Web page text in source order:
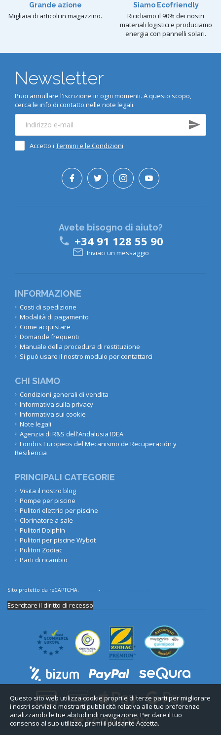
Grande azione
Migliaia di articoli in magazzino.
Siamo Ecofriendly
Ricicliamo il 90% dei nostri
materiali logistici e produciamo
energia con pannelli solari.
Newsletter
Puoi annullare l'iscrizione in ogni momenti. A questo scopo,
cerca le info di contatto nelle note legali.
Accetto i Termini e le Condizioni
INFORMAZIONE
Costi di spedizione
Modalità di pagamento
Come acquistare
Domande frequenti
Manuale della procedura di restituzione
Si può usare il nostro modulo per contattarci
CHI SIAMO
Condizioni generali di vendita
Informativa sulla privacy
Informativa sui cookie
Note legali
Agenzia di R&S dell'Andalusia IDEA
Fondos Europeos del Mecanismo de Recuperación y
Resiliencia
PRINCIPALI CATEGORIE
Visita il nostro blog
Pompe per piscine
Pulitori elettrici per piscine
Clorinatore a sale
Pulitori Dolphin
Pulitori per piscine Wybot
Pulitori Zodiac
Parti di ricambio
Avete bisogno di aiuto?
 +34 91 128 55 90
 Inviaci un messaggio
Questo sito web utilizza cookie propri e di terze parti per migliorare
i nostri servizi e mostrarti pubblicità relativa alle tue preferenze
analizzando le tue abitudinidi navigazione. Per dare il tuo
consenso al suo utilizzo, premi il pulsante Accetta.
Sito protetto da reCAPTCHA. -
Esercitare il diritto di recesso